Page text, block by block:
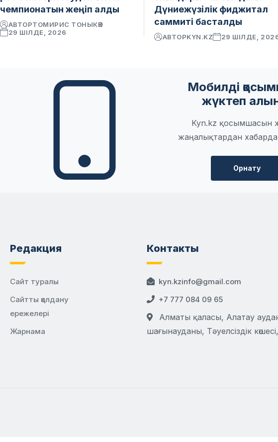
чемпионатын жеңіп алды
АВТОРТОМИРИС ТОНЫКӨК
29 ШІЛДЕ, 2026
Дүниежүзілік фиджитал
саммиті басталды
АВТОРKYN.KZ 29 ШІЛДЕ,
Мобилді
жүктеп
Kyn.kz қосымшасын
жаңалықтардан
Орнату
Редакция
Сайт туралы
Сайтты қолдану
ережелері
Жарнама
Контакты
kyn.kzinfo@gmail.com
+7 777 084 09 65
Алматы қаласы, Алатау
шағынауданы, Тәуелсіздік